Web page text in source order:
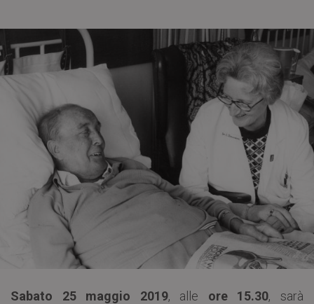
Sabato 25 maggio 2019, alle ore 15.30, sarà